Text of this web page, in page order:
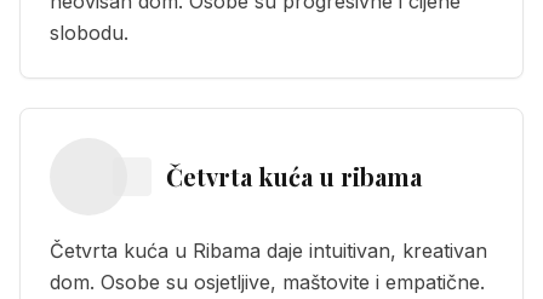
slobodu.
Četvrta kuća u ribama
Četvrta kuća u Ribama daje intuitivan, kreativan
dom. Osobe su osjetljive, maštovite i empatične.